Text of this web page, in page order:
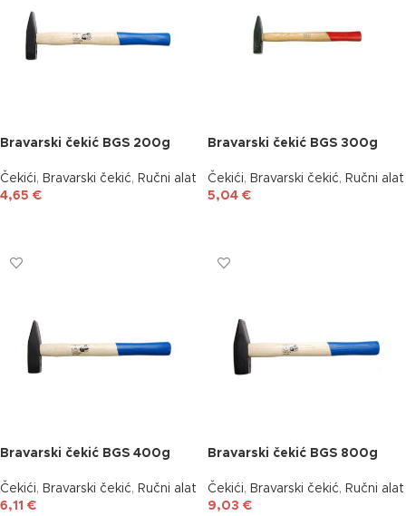
Bravarski čekić BGS 200g
Čekići, Bravarski čekić, Ručni alat
4,65 €
Bravarski čekić BGS 300g
Čekići, Bravarski čekić, Ručni alat
5,04 €
Bravarski čekić BGS 400g
Čekići, Bravarski čekić, Ručni alat
6,11 €
Bravarski čekić BGS 800g
Čekići, Bravarski čekić, Ručni alat
9,03 €